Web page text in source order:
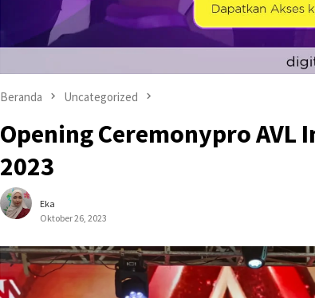
Beranda Uncategorized
Opening Ceremonypro AVL
2023
Eka
Oktober 26, 2023